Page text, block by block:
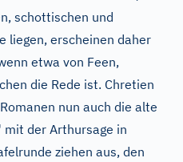
schottischen und
liegen, erscheinen daher
etwa von Feen,
die Rede ist. Chretien
nun auch die alte
mit der Arthursage in
ziehen aus, den